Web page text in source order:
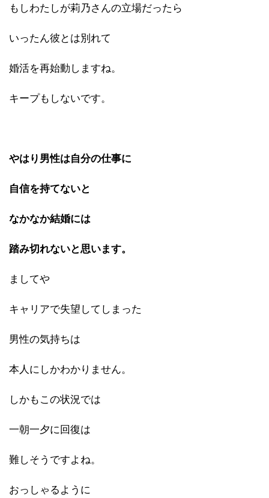
もしわたしが莉乃さんの立場だったら
いったん彼とは別れて
婚活を再始動しますね。
キープもしないです。
やはり男性は自分の仕事に
自信を持てないと
なかなか結婚には
踏み切れないと思います。
ましてや
キャリアで失望してしまった
男性の気持ちは
本人にしかわかりません。
しかもこの状況では
一朝一夕に回復は
難しそうですよね。
おっしゃるように